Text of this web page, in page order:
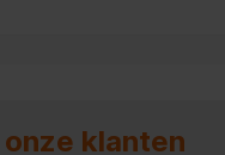
klanten